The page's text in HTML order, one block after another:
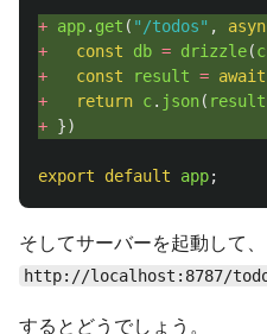
+ app. get ( " /todos" ,
+
const db = drizzle(c
+
const result = await
+
return c. json( result
+ })
export default app;
そしてサーバーを起動して、
http://localhost:8787/
するとどうでしょう。